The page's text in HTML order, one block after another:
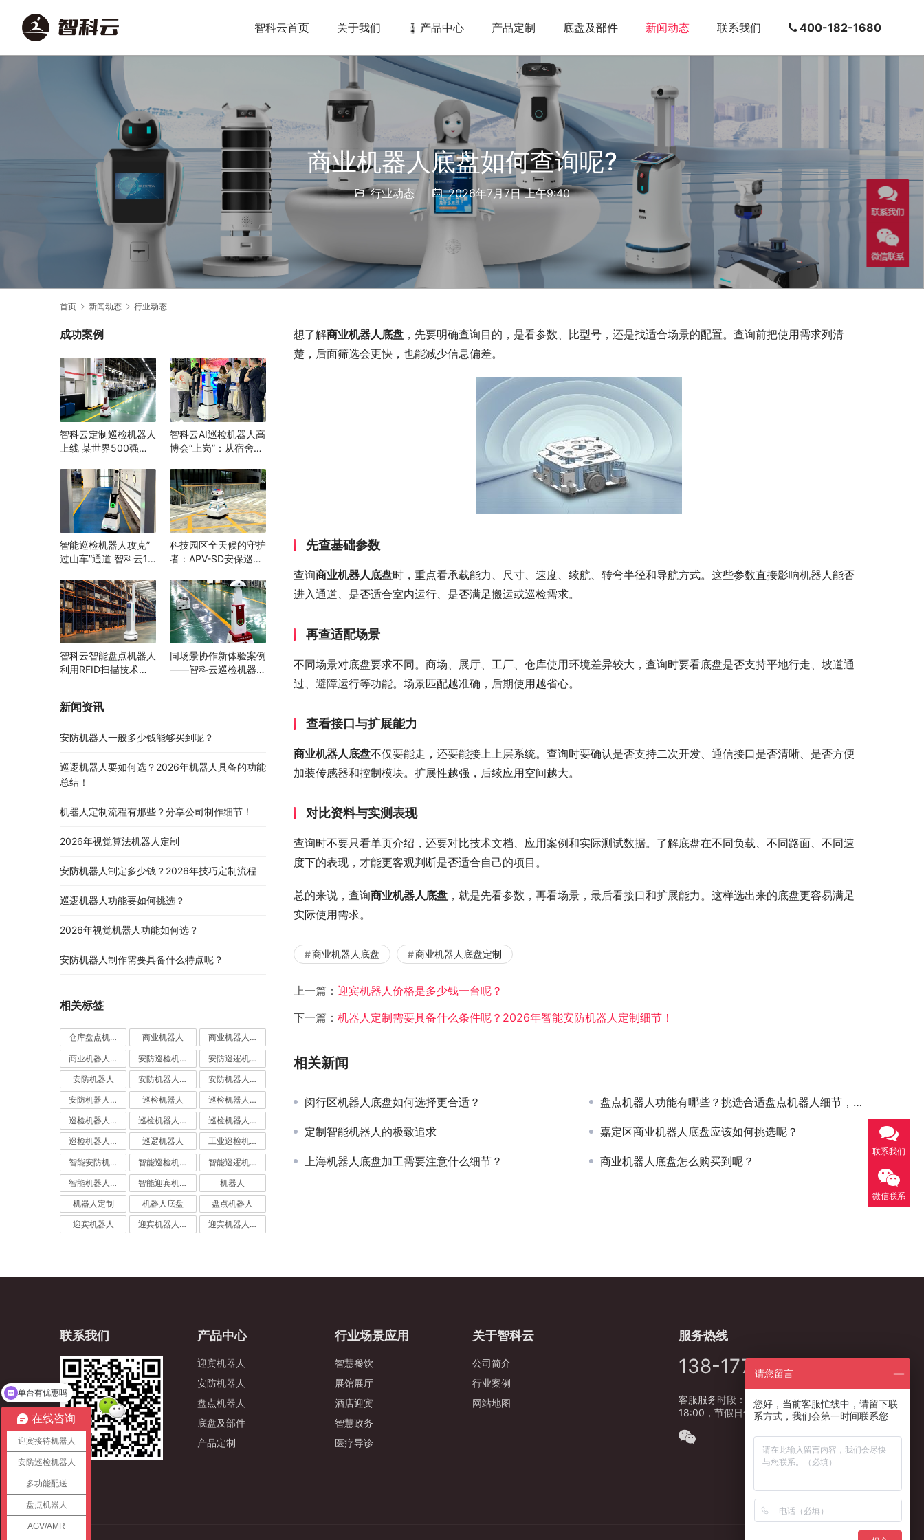
智科云首页 关于我们 产品中心 产品定制 底盘及部件 新闻动态 联系我们 400-182-1680
商业机器人底盘如何查询呢?
行业动态 2026年7月7日 上午9:40
首页 新闻动态 行业动态
想了解商业机器人底盘 ，先要明确查询目的，是看参数、比型号，还是找适合场景的配置。查询前把使用需求列清
楚，后面筛选会更快，也能减少信息偏差。
先查基础参数
查询商业机器人底盘时，重点看承载能力、尺寸、速度、续航、转弯半径和导航方式。这些参数直接影响机器人能否
进入通道、是否适合室内运行、是否满足搬运或巡检需求。
再查适配场景
不同场景对底盘要求不同。商场、展厅、工厂、仓库使用环境差异较大，查询时要看底盘是否支持平地行走、坡道通
过、避障运行等功能。场景匹配越准确，后期使用越省心。
查看接口与扩展能力
商业机器人底盘不仅要能走，还要能接上上层系统。查询时要确认是否支持二次开发、通信接口是否清晰、是否方便
加装传感器和控制模块。扩展性越强，后续应用空间越大。
对比资料与实测表现
查询时不要只看单页介绍，还要对比技术文档、应用案例和实际测试数据。了解底盘在不同负载、不同路面、不同速
度下的表现，才能更客观判断是否适合自己的项目。
总的来说，查询商业机器人底盘 ，就是先看参数，再看场景，最后看接口和扩展能力。这样选出来的底盘更容易满足
实际使用需求。
商业机器人底盘 商业机器人底盘定制
上一篇： 迎宾机器人价格是多少钱一台呢？
下一篇： 机器人定制需要具备什么条件呢？2026年智能安防机器人定制细节！
相关新闻
闵行区机器人底盘如何选择更合适？ 盘点机器人功能有哪些？挑选合适盘点机器人细节，让仓储更轻松高效
定制智能机器人的极致追求 嘉定区商业机器人底盘应该如何挑选呢？
上海机器人底盘加工需要注意什么细节？ 商业机器人底盘怎么购买到呢？
成功案例
智科云定制巡检机器人
上线 某世界500强企
隐患，辅助生产管理
智科云AI巡检机器人高
博会“上岗”：从宿舍到
完“最后一公里”
智能巡检机器人攻克”
过山车”通道 智科云1.8
打造安全生产新范例
科技园区全天候的守护
者：APV-SD安保巡逻
智科云智能盘点机器人
利用RFID扫描技术助
同场景协作新体验案例
——智科云巡检机器人
新闻资讯
安防机器人一般多少钱能够买到呢？
巡逻机器人要如何选？2026年机器人具备的功能
总结！
机器人定制流程有那些？分享公司制作细节！
2026年视觉算法机器人定制
安防机器人制定多少钱？2026年技巧定制流程
巡逻机器人功能要如何挑选？
2026年视觉机器人功能如何选？
安防机器人制作需要具备什么特点呢？
相关标签
仓库盘点机器人 商业机器人 商业机器人底盘
商业机器人底盘公司 安防巡检机器人 安防巡逻机器人
安防机器人 安防机器人价格 安防机器人公司
安防机器人定制 巡检机器人 巡检机器人价格
巡检机器人公司 巡检机器人厂家 巡检机器人定制
巡检机器人应用 巡逻机器人 工业巡检机器人
智能安防机器人 智能巡检机器人 智能巡逻机器人
智能机器人定制 智能迎宾机器人 机器人
机器人定制 机器人底盘 盘点机器人
迎宾机器人 迎宾机器人价格 迎宾机器人公司
联系我们 产品中心
迎宾机器人
安防机器人
盘点机器人
底盘及部件
产品定制
行业场景应用
智慧餐饮
展馆展厅
酒店迎宾
智慧政务
医疗导诊
关于智科云
公司简介
行业案例
网站地图
服务热线
138-1778-5627
客服服务时段：周一至周五，9:00 -
18:00，节假日休息
联系我们
微信联系
在线咨询
迎宾接待机器人
安防巡检机器人
多功能配送
盘点机器人
AGV/AMR
单台有优惠吗
请您留言
您好，当前客服忙线中，请留下联
系方式，我们会第一时间联系您